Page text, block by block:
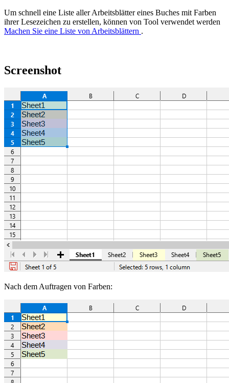
Um schnell eine Liste aller Arbeitsblätter eines Buches mit Farben
ihrer Lesezeichen zu erstellen, können von Tool verwendet werden
Machen Sie eine Liste von Arbeitsblättern .
Screenshot
Nach dem Auftragen von Farben: